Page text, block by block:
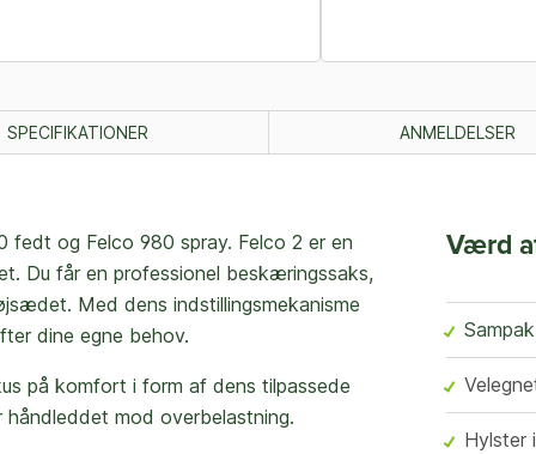
SPECIFIKATIONER ANMELDELSER
fedt og Felco 980 spray. Felco 2 er en
Du får en professionel beskæringssaks,
Med dens indstillingsmekanisme
dine egne behov.
på komfort i form af dens tilpassede
mod overbelastning.
Værd
Hylster